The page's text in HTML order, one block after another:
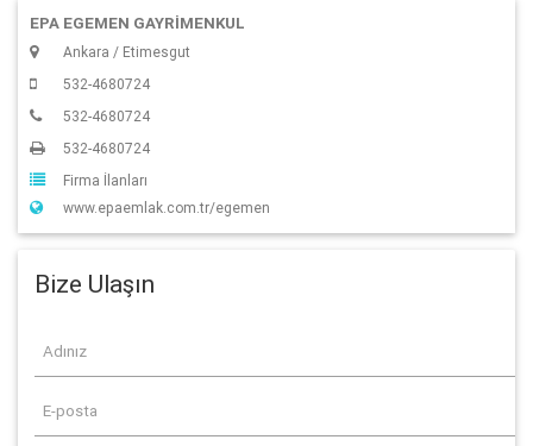
EPA EGEMEN GAYRİMENKUL
Ankara / Etimesgut
532-4680724
532-4680724
532-4680724
Firma İlanları
www.epaemlak.com.tr/egemen
Bize Ulaşın